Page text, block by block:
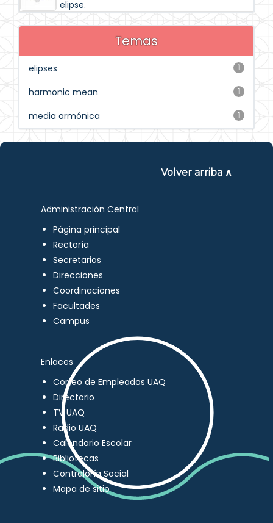
elipse.
Temas
1
elipses
1
harmonic mean
1
media armónica
Volver arriba ∧
Administración Central
Página principal
Rectoría
Secretarios
Direcciones
Coordinaciones
Facultades
Campus
Enlaces
Correo de Empleados UAQ
Directorio
TV UAQ
Radio UAQ
Calendario Escolar
Bibliotecas
Contraloría Social
Mapa de sitio